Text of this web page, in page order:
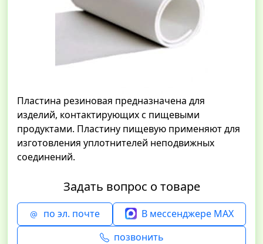
Пластина резиновая предназначена для
изделий, контактирующих с пищевыми
продуктами. Пластину пищевую применяют для
изготовления уплотнителей неподвижных
соединений.
Задать вопрос о товаре
по эл. почте
В мессенджере MAX
позвонить